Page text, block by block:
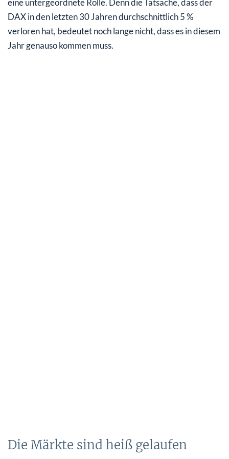
eine untergeordnete Rolle. Denn die Tatsache, dass der
DAX in den letzten 30 Jahren durchschnittlich 5 %
verloren hat, bedeutet noch lange nicht, dass es in diesem
Jahr genauso kommen muss.
Die Märkte sind heiß gelaufen